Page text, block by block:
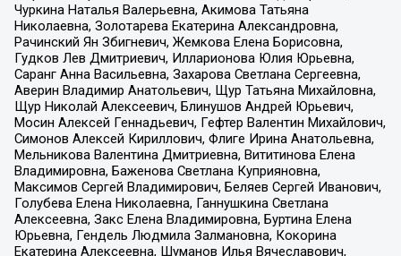
Чуркина Наталья Валерьевна, Акимова Татьяна
Николаевна, Золотарева Екатерина Александровна,
Рачинский Ян Збигневич, Жемкова Елена Борисовна,
Гудков Лев Дмитриевич, Илларионова Юлия Юрьевна,
Саранг Анна Васильевна, Захарова Светлана Сергеевна,
Аверин Владимир Анатольевич, Щур Татьяна Михайловна,
Щур Николай Алексеевич, Блинушов Андрей Юрьевич,
Мосин Алексей Геннадьевич, Гефтер Валентин Михайлович,
Симонов Алексей Кириллович, Флиге Ирина Анатольевна,
Мельникова Валентина Дмитриевна, Вититинова Елена
Владимировна, Баженова Светлана Куприяновна,
Максимов Сергей Владимирович, Беляев Сергей Иванович,
Голубева Елена Николаевна, Ганнушкина Светлана
Алексеевна, Закс Елена Владимировна, Буртина Елена
Юрьевна, Гендель Людмила Залмановна, Кокорина
Екатерина Алексеевна, Шуманов Илья Вячеславович,